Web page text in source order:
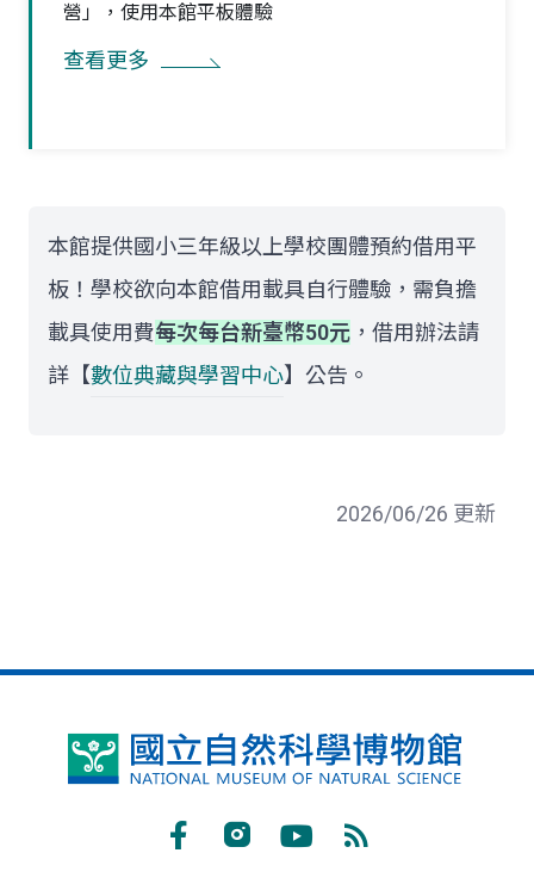
營」，使用本館平板體驗
查看更多
本館提供國小三年級以上學校團體預約借用平
板！學校欲向本館借用載具自行體驗，需負擔
載具使用費每次每台新臺幣50元 ，借用辦法請
詳【數位典藏與學習中心】公告。
2026/06/26 更新
國